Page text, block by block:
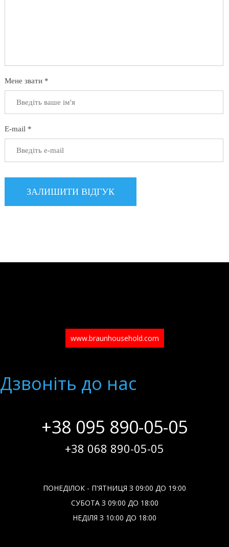
Мене звати *
E-mail *
www.braunhousehold.com
Дзвонiть до нас
+38 095 890-05-05
+38 068 890-05-05
ПОНЕДІЛОК - П'ЯТНИЦЯ З 09:00 ДО 19:00
СУБОТА З 09:00 ДО 18:00
НЕДІЛЯ З 10:00 ДО 18:00